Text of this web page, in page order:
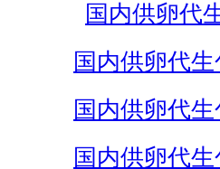
国内供卵代
国内供卵代
国内供卵代
国内供卵代